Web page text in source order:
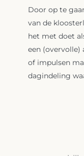
Door op te
van de
het met doet
een (overvolle)
of impulsen
dagindeling